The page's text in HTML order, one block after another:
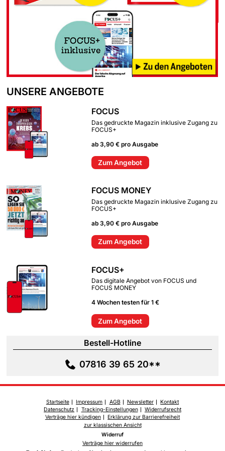
UNSERE ANGEBOTE
FOCUS
Das gedruckte Magazin inklusive Zugang zu
FOCUS+
ab 3,90 € pro Ausgabe
Zum Angebot
FOCUS MONEY
Das gedruckte Magazin inklusive Zugang zu
FOCUS+
ab 3,90 € pro Ausgabe
Zum Angebot
FOCUS+
Das digitale Angebot von FOCUS und
FOCUS MONEY
4 Wochen testen für 1 €
Zum Angebot
Bestell-Hotline
07816 39 65 20**
Startseite Impressum AGB Newsletter
Kontakt
Datenschutz
Tracking-Einstellungen
Widerrufsrecht
Verträge hier kündigen
Erklärung zur Barrierefreiheit
zur klassischen Ansicht
Widerruf
Verträge hier widerrufen